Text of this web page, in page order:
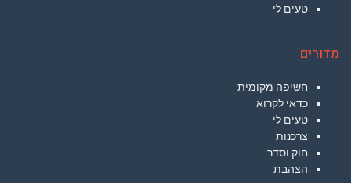
טעים לי
מדורים
חשיפה מקומית
כדאי לקרוא
טעים לי
צרכנות
חוק וסדר
הצהבת